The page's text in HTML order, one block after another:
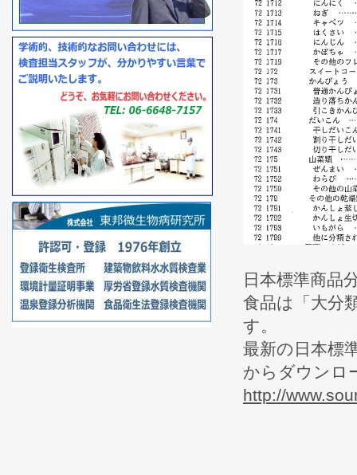
日本標準商品
食品は「大分
す。
最新の日本標
からダウンロ
http://